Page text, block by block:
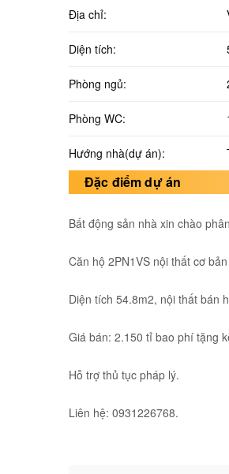
Địa chỉ:
Diện tích:
Phòng ngủ:
Phòng WC:
Hướng nhà(dự án):
Đặc điểm dự án
Bất động sản nhà xin chào
Căn hộ 2PN1VS nội thất cơ
Diện tích 54.8m2, nội thất bán
Giá bán: 2.150 tỉ bao phí tặng
Hỗ trợ thủ tục pháp lý.
Liên hệ: 0931226768.